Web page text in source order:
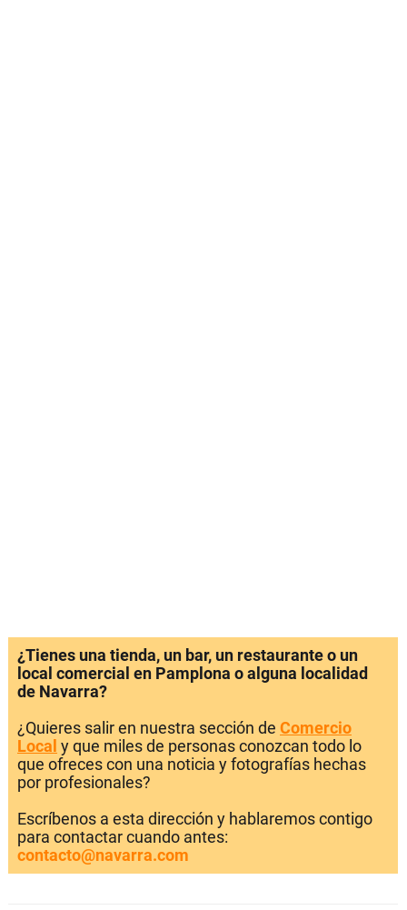
¿Tienes una tienda, un bar, un restaurante o un
local comercial en Pamplona o alguna localidad
de Navarra?
¿Quieres salir en nuestra sección de Comercio
Local y que miles de personas conozcan todo lo
que ofreces con una noticia y fotografías hechas
por profesionales?
Escríbenos a esta dirección y hablaremos contigo
para contactar cuando antes:
contacto@navarra.com